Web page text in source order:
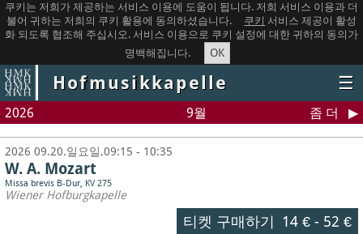
쿠키는 저희가 제공하는 서비스 이용에 도움이 됩니다. 저희 서비스 이용과 더
불어 귀하는 저희의 쿠키 활용에 동의하셨습니다.
쿠키 서비스 제공이 활성
화 되도록 협조해 주십시오. 서비스 이용으로 쿠키 설정에 대한 귀하의 동의가
명백해집니다.
OK
Hofmusikkapelle ☰
2026 9월 좀 더
2026 09.20.일요일,09:15 - 10:35
W. A. Mozart
Missa brevis B-Dur, KV 275
Wiener Hofburgkapelle
티켓 구매하기 14 €- 52 €